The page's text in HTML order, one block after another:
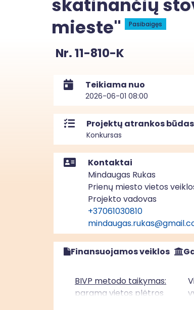
skatinančių
mieste"
Pasibaigęs
Nr. 11-810-K
Teikiama nuo
2026-06-01 08:00
Projektų atrankos būdas
Konkursas
Kontaktai
Mindaugas Rukas
Prienų miesto vietos
Projekto vadovas
+37061030810
Finansuojamos veiklos
BIVP metodo taikymas:
parama vietos plėtros